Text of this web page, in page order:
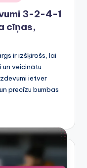
3-2-4-1
cīņas,
ir izšķirošs, lai
veicinātu
ietver
precīzu bumbas